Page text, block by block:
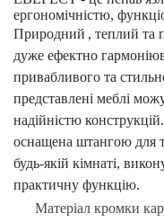
ергономічністю,
Природний , теплий та
дуже ефектно
привабливого та
представлені меблі
надійністю
оснащена штангою для
будь-якій кімнаті,
практичну функцію.
Матеріал кромки